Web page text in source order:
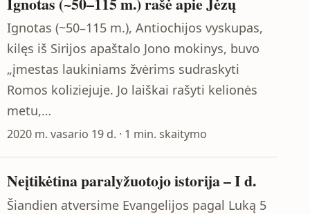
Ignotas (~50–115 m.), Antiochijos vyskupas,
kilęs iš Sirijos apaštalo Jono mokinys, buvo
„įmestas laukiniams žvėrims sudraskyti
Romos koliziejuje. Jo laiškai rašyti kelionės
metu,…
2020 m. vasario 19 d. · 1 min. skaitymo
Neįtikėtina paralyžuotojo istorija – I d.
Šiandien atversime Evangelijos pagal Luką 5